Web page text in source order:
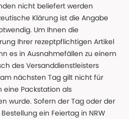
nicht beliefert werden
Klärung ist die Angabe
Um Ihnen die
Ihrer rezeptpflichtigen Artikel
es in Ausnahmefällen zu einem
des Versanddienstleisters
nächsten Tag gilt nicht für
eine Packstation als
wurde. Sofern der Tag oder der
ein Feiertag in NRW